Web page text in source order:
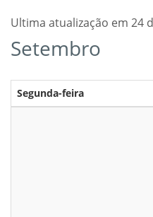
Ultima atualização em 24
Setembro
Segunda-feira